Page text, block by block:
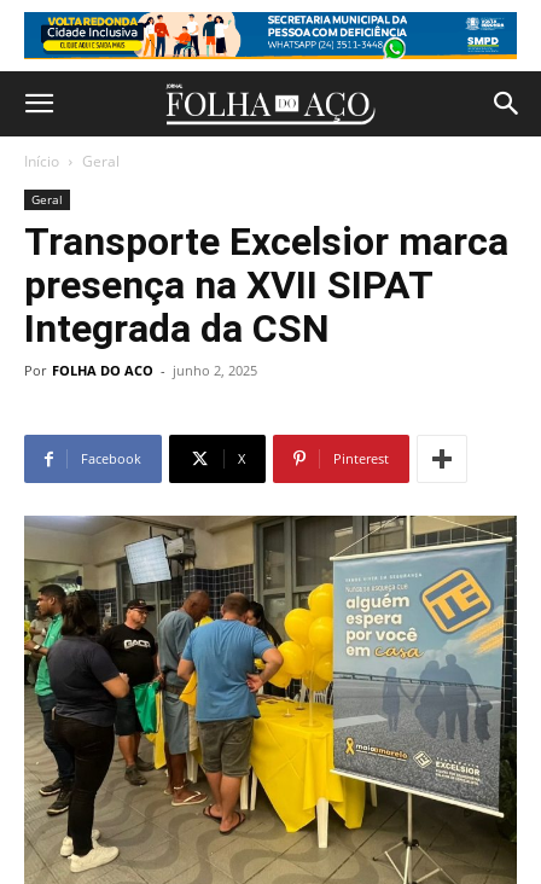
Início Geral
Geral
Transporte Excelsior marca
presença na XVII SIPAT
Integrada da CSN
Por FOLHA DO ACO - junho 2, 2025
Facebook X Pinterest